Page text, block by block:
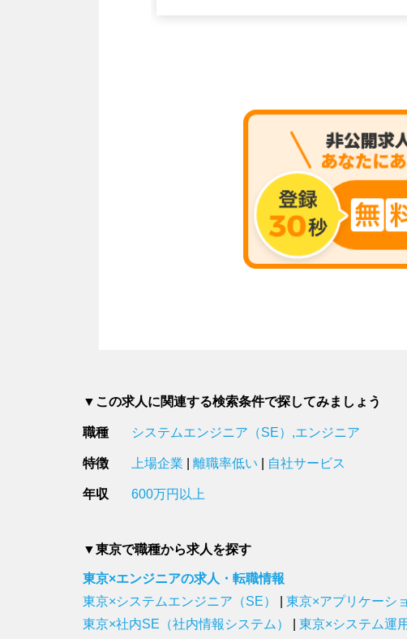
▼この求人に関連する検索条件で探してみましょう
職種 システムエンジニア（SE）,エンジニア
特徴 上場企業 離職率低い 自社サービス
年収 600万円以上
▼東京で職種から求人を探す
東京×エンジニアの求人・転職情報
東京×システムエンジニア（SE）
東京×アプリケーシ
東京×社内SE（社内情報システム）
東京×システム運